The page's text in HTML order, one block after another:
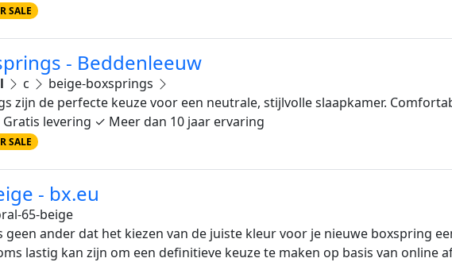
SALE
- Beddenleeuw
c
beige-boxsprings
zijn de perfecte keuze voor een neutrale, stijlvolle slaapkamer.
levering ✓ Meer dan 10 jaar ervaring
SALE
- bx.eu
65-beige
geen ander dat het kiezen van de juiste kleur voor je nieuwe boxspring
lastig kan zijn om een definitieve keuze te maken op basis van online